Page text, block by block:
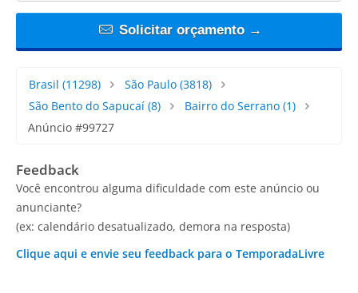
Solicitar orçamento →
Brasil (11298) São Paulo(3818)
São Bento do Sapucaí (8) Bairro do Serrano(1)
Anúncio #99727
Feedback
Você encontrou alguma dificuldade com este anúncio ou
anunciante?
(ex: calendário desatualizado, demora na resposta)
Clique aqui e envie seu feedback para o TemporadaLivre